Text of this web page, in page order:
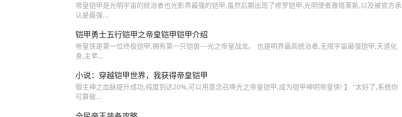
帝皇铠甲是光明宇宙的统治者也光影界最强的铠甲,虽然后期出现了修罗铠甲,光明使者雅塔莱斯,以及被官方承
认是最强...
铠甲勇士五行铠甲之帝皇铠甲铠甲介绍
帝皇侠是第一位终极铠甲,拥有第一只铠兽---光之帝皇战龙。 也是明界最高统治者,无限宇宙最强铠甲,天道化
身,主宰...
小说：穿越铠甲世界，我获得帝皇铠甲
宿主神之血脉提升成功,纯度到达20%,可以用意念召唤光之帝皇铠甲,成为铠甲神明帝皇侠! 】 “太好了,系统你
可算做...